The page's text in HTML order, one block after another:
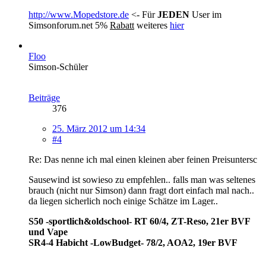
http://www.Mopedstore.de <- FürJEDEN User im
Simsonforum.net 5% Rabatt weiteres hier
Floo
Simson-Schüler
Beiträge
376
25. März 2012 um 14:34
#4
Re: Das nenne ich mal einen kleinen aber feinen Preisuntersc
Sausewind ist sowieso zu empfehlen.. falls man was seltenes
brauch (nicht nur Simson) dann fragt dort einfach mal nach..
da liegen sicherlich noch einige Schätze im Lager..
S50 -sportlich&oldschool- RT 60/4, ZT-Reso, 21er BVF
und Vape
SR4-4 Habicht -LowBudget- 78/2, AOA2, 19er BVF